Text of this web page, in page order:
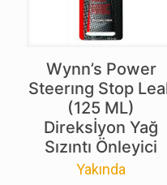
Wynn’s Power
Steerıng Stop
(125 ML)
Direksİyon Yağ
Sızıntı Önleyici
Yakında